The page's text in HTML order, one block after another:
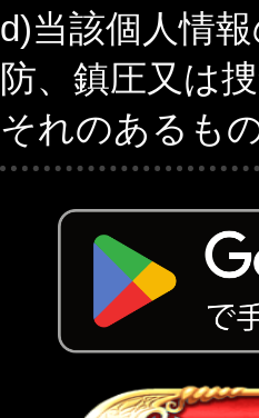
d)当該個人情
防、鎮圧又は
それのあるも